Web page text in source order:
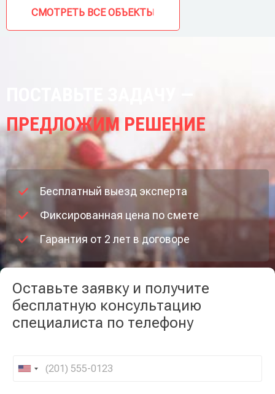
СМОТРЕТЬ ВСЕ ОБЪЕКТЫ
ПРЕДЛОЖИМ РЕШЕНИЕ
Бесплатный выезд эксперта
Фиксированная цена по смете
Гарантия от 2 лет в договоре
Оставьте заявку и получите
бесплатную консультацию
специалиста по телефону